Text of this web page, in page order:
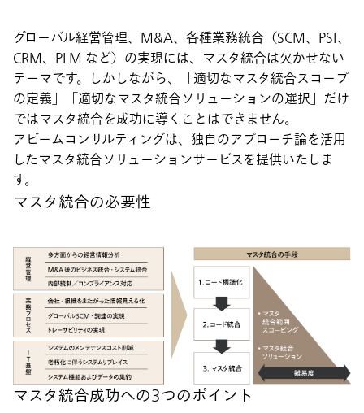
グローバル経営管理、M&A、各種業務統合（SCM、PSI、
CRM、PLM など）の実現には、マスタ統合は欠かせない
テーマです。しかしながら、「適切なマスタ統合スコープ
の定義」「適切なマスタ統合ソリューションの選択」だけ
ではマスタ統合を成功に導くことはできません。
アビームコンサルティングは、独自のアプローチ論を活用
したマスタ統合ソリューションサービスを提供いたしま
す。
マスタ統合の必要性
マスタ統合成功への3つのポイント